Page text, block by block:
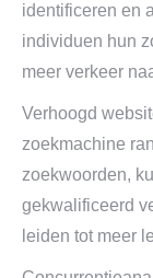
identificeren en
individuen hun
meer verkeer
Verhoogd
zoekmachine
zoekwoorden,
gekwalificeerd
leiden tot meer